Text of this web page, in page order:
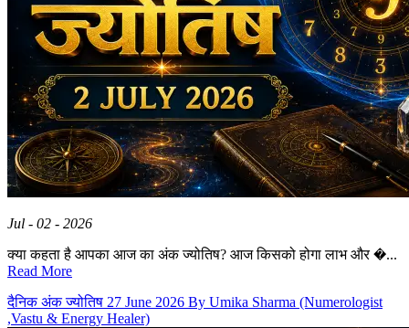
Jul - 02 - 2026
क्या कहता है आपका आज का अंक ज्योतिष? आज किसको होगा लाभ और �...
Read More
दैनिक अंक ज्योतिष 27 June 2026 By Umika Sharma (Numerologist
,Vastu & Energy Healer)